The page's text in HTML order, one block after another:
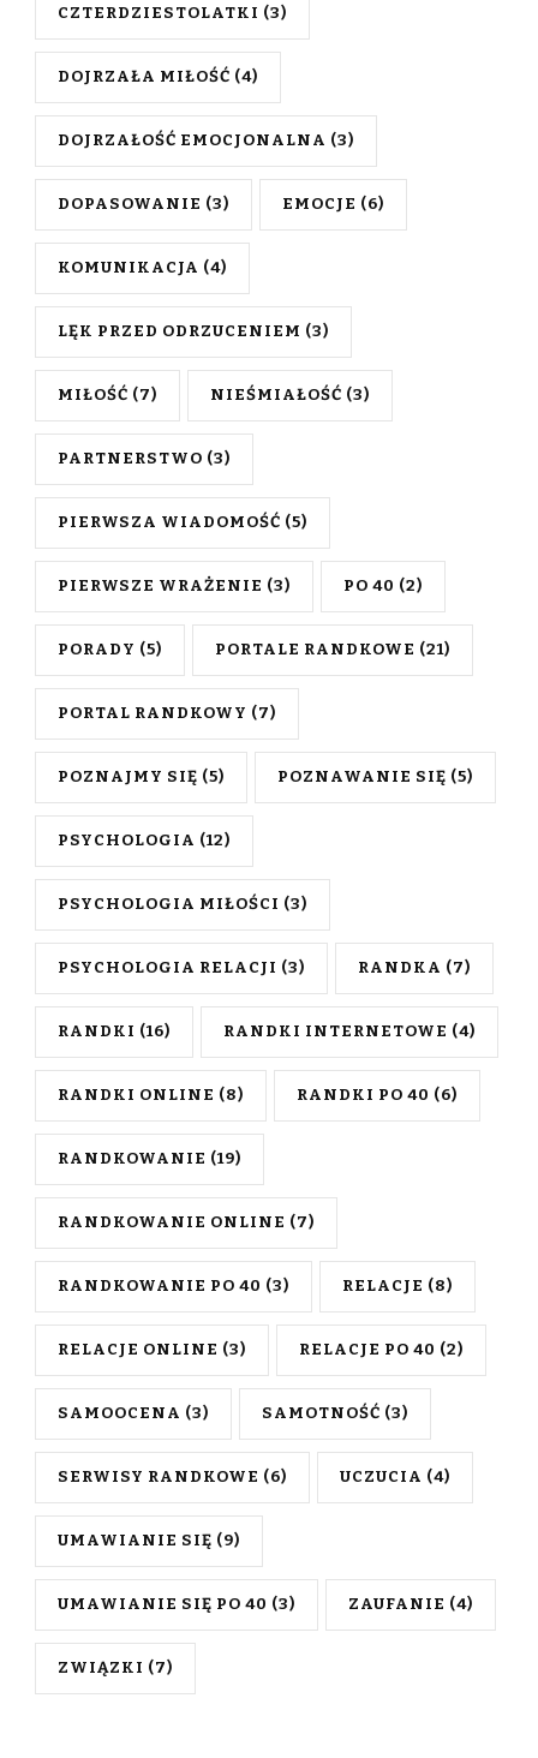
CZTERDZIESTOLATKI (3)
DOJRZAŁA MIŁOŚĆ (4)
DOJRZAŁOŚĆ EMOCJONALNA (3)
DOPASOWANIE (3) EMOCJE (6)
KOMUNIKACJA (4)
LĘK PRZED ODRZUCENIEM (3)
MIŁOŚĆ (7) NIEŚMIAŁOŚĆ (3)
PARTNERSTWO (3)
PIERWSZA WIADOMOŚĆ (5)
PIERWSZE WRAŻENIE (3) PO 40 (2)
PORADY (5) PORTALE RANDKOWE (21)
PORTAL RANDKOWY (7)
POZNAJMY SIĘ (5) POZNAWANIE SIĘ (5)
PSYCHOLOGIA (12)
PSYCHOLOGIA MIŁOŚCI (3)
PSYCHOLOGIA RELACJI (3) RANDKA (7)
RANDKI (16) RANDKI INTERNETOWE (4)
RANDKI ONLINE (8) RANDKI PO 40 (6)
RANDKOWANIE (19)
RANDKOWANIE ONLINE (7)
RANDKOWANIE PO 40 (3) RELACJE (8)
RELACJE ONLINE (3) RELACJE PO 40 (2)
SAMOOCENA (3) SAMOTNOŚĆ (3)
SERWISY RANDKOWE (6) UCZUCIA (4)
UMAWIANIE SIĘ (9)
UMAWIANIE SIĘ PO 40 (3) ZAUFANIE (4)
ZWIĄZKI (7)